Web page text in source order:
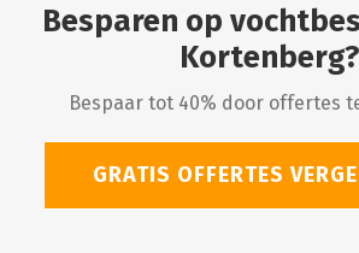
Besparen op
Kortenberg?
Bespaar tot 40% door offertes
GRATIS OFFERTES